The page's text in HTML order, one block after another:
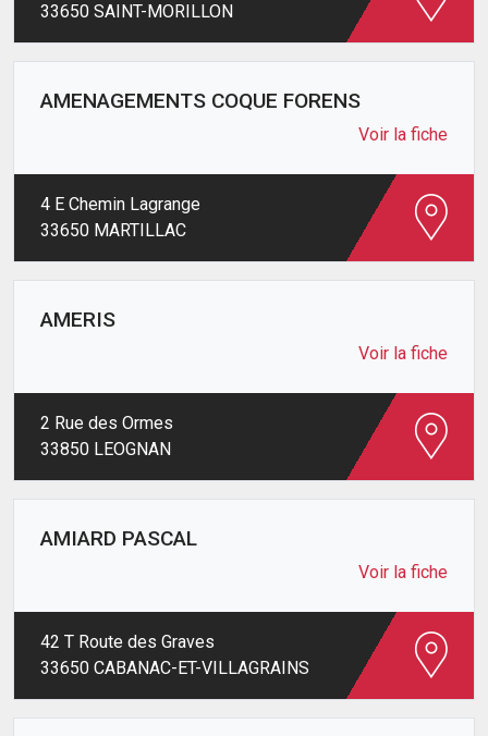
33650 SAINT-MORILLON
AMENAGEMENTS COQUE FORENS
Voir la fiche
4 E Chemin Lagrange
33650 MARTILLAC
AMERIS
Voir la fiche
2 Rue des Ormes
33850 LEOGNAN
AMIARD PASCAL
Voir la fiche
42 T Route des Graves
33650 CABANAC-ET-VILLAGRAINS